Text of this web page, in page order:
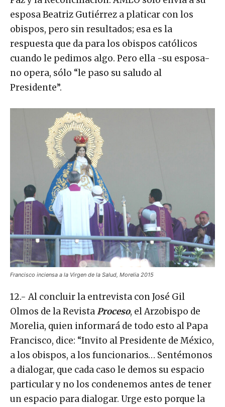
esposa Beatriz Gutiérrez a platicar con los
obispos, pero sin resultados; esa es la
respuesta que da para los obispos católicos
cuando le pedimos algo. Pero ella -su esposa-
no opera, sólo “le paso su saludo al
Presidente”.
Francisco inciensa a la Virgen de la Salud, Morelia 2015
12.- Al concluir la entrevista con José Gil
Olmos de la RevistaProceso, el Arzobispo de
Morelia, quien informará de todo esto al Papa
Francisco, dice: “Invito al Presidente de México,
a los obispos, a los funcionarios… Sentémonos
a dialogar, que cada caso le demos su espacio
particular y no los condenemos antes de tener
un espacio para dialogar. Urge esto porque la